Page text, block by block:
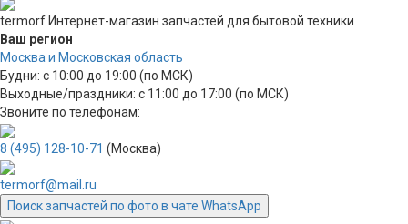
termorf Интернет-магазин запчастей для бытовой техники
Ваш регион
Москва и Московская область
Будни: с 10:00 до 19:00 (по МСК)
Выходные/праздники: с 11:00 до 17:00 (по МСК)
Звоните по телефонам:
8 (495) 128-10-71 (Москва)
termorf@mail.ru
Поиск запчастей по фото в чате WhatsApp